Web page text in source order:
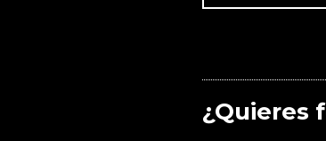
¿Quieres